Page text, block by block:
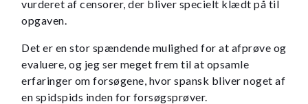
vurderet af censorer, der bliver specielt klædt på til
opgaven.
Det er en stor spændende mulighed for at afprøve og
evaluere, og jeg ser meget frem til at opsamle
erfaringer om forsøgene, hvor spansk bliver noget af
en spidspids inden for forsøgsprøver.